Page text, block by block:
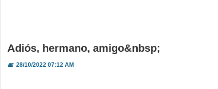
Adiós, hermano, amigo&nbsp;
📅28/10/2022 07:12 AM